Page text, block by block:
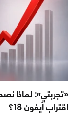
اقتراب آيفون 18؟